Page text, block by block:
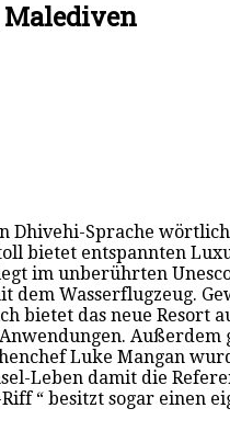
Dhivehi-Sprache
bietet entspannten
im unberührten
dem Wasserflugzeug.
bietet das neue
Außerdem
Luke Mangan
Leben damit die
“ besitzt sogar einen